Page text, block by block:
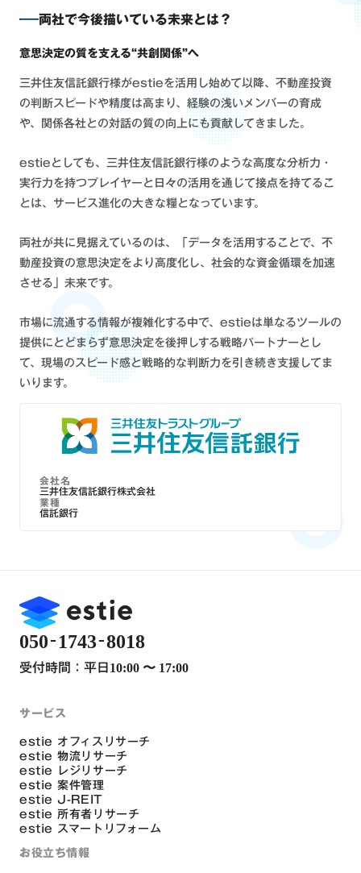
両社で今後描いている未来とは？
意思決定の質を支える“共創関係”へ
三井住友信託銀行様がestieを活用し始めて以降、不動産投資
の判断スピードや精度は高まり、経験の浅いメンバーの育成
や、関係各社との対話の質の向上にも貢献してきました。
estieとしても、三井住友信託銀行様のような高度な分析力・
実行力を持つプレイヤーと日々の活用を通じて接点を持てるこ
とは、サービス進化の大きな糧となっています。
両社が共に見据えているのは、「データを活用することで、不
動産投資の意思決定をより高度化し、社会的な資金循環を加速
させる」未来です。
市場に流通する情報が複雑化する中で、estieは単なるツールの
提供にとどまらず意思決定を後押しする戦略パートナーとし
て、現場のスピード感と戦略的な判断力を引き続き支援してま
いります。
会社名
三井住友信託銀行株式会社
業種
信託銀行
050-1743-8018
受付時間：平日 10:00 〜 17:00
サービス
estie オフィスリサーチ
estie 物流リサーチ
estie レジリサーチ
estie 案件管理
estie J-REIT
estie 所有者リサーチ
estie スマートリフォーム
お役立ち情報